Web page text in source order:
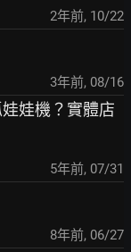
2年前, 10/22
3年前, 08/16
娃機？實體店
5年前, 07/31
8年前, 06/27